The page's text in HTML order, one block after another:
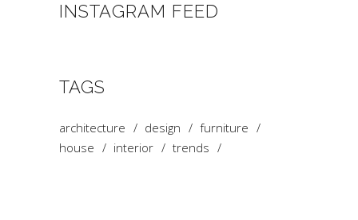
INSTAGRAM FEED
TAGS
architecture design
furniture
house
interior trends